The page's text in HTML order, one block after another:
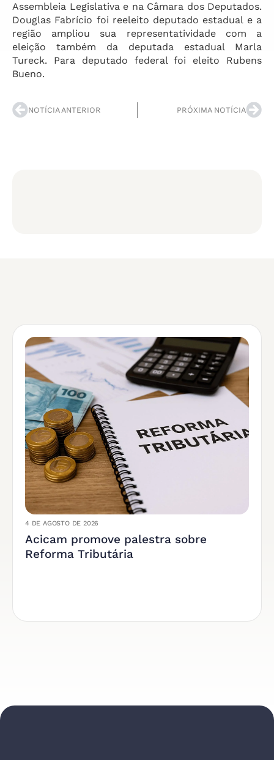
Assembleia Legislativa e na Câmara dos Deputados.
Douglas Fabrício foi reeleito deputado estadual e a
região ampliou sua representatividade com a
eleição também da deputada estadual Marla
Tureck. Para deputado federal foi eleito Rubens
Bueno.
NOTÍCIA ANTERIOR PRÓXIMA NOTÍCIA
4 DE AGOSTO DE 2026
Acicam promove palestra sobre
Reforma Tributária